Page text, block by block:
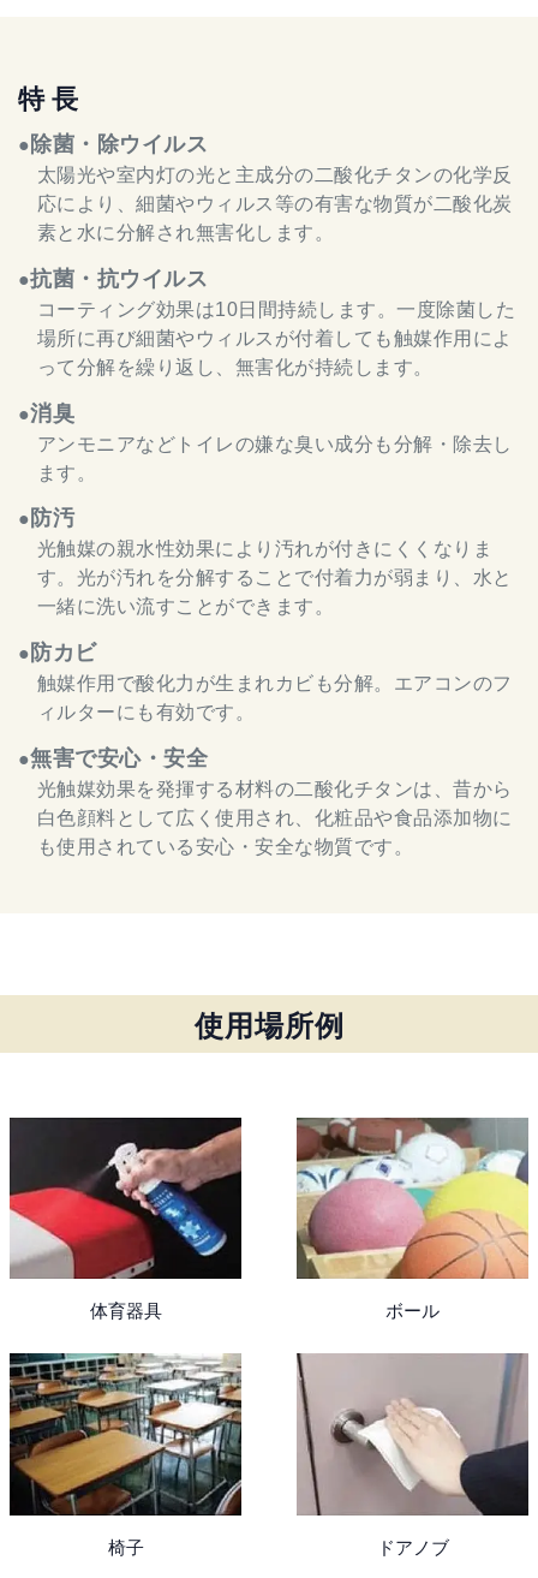
特 長
● 除菌・除ウイルス
太陽光や室内灯の光と主成分の二酸化チタンの化学反
応により、細菌やウィルス等の有害な物質が二酸化炭
素と水に分解され無害化します。
●抗菌・抗ウイルス
コーティング効果は10日間持続します。一度除菌した
場所に再び細菌やウィルスが付着しても触媒作用によ
って分解を繰り返し、無害化が持続します。
●消臭
アンモニアなどトイレの嫌な臭い成分も分解・除去し
ます。
● 防汚
光触媒の親水性効果により汚れが付きにくくなりま
す。光が汚れを分解することで付着力が弱まり、水と
一緒に洗い流すことができます。
● 防カビ
触媒作用で酸化力が生まれカビも分解。エアコンのフ
ィルターにも有効です。
●無害で安心・安全
光触媒効果を発揮する材料の二酸化チタンは、昔から
白色顔料として広く使用され、化粧品や食品添加物に
も使用されている安心・安全な物質です。
使用場所例
体育器具 ボール
椅子 ドアノブ